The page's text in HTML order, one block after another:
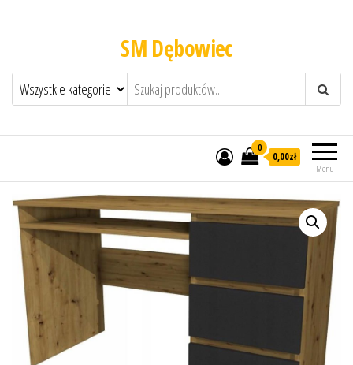
SM Dębowiec
Menu
0
0,00zł